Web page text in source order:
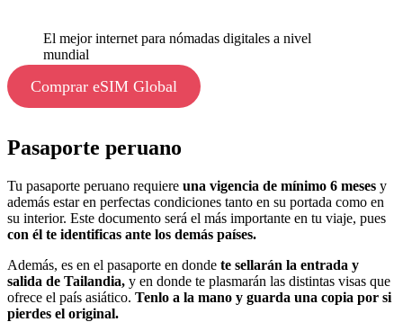
El mejor internet para nómadas digitales a nivel
mundial
Comprar eSIM Global
Pasaporte peruano
Tu pasaporte peruano requiere una vigencia de mínimo 6 meses y
además estar en perfectas condiciones tanto en su portada como en
su interior. Este documento será el más importante en tu viaje, pues
con él te identificas ante los demás países.
Además, es en el pasaporte en donde te sellarán la entrada y
salida de Tailandia, y en donde te plasmarán las distintas visas que
ofrece el país asiático. Tenlo a la mano y guarda una copia por si
pierdes el original.